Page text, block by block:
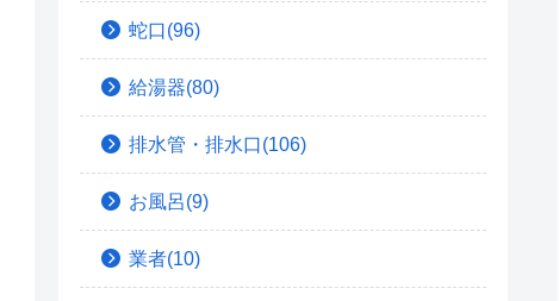
蛇口(96)
給湯器(80)
排水管・排水口(106)
お風呂(9)
業者(10)